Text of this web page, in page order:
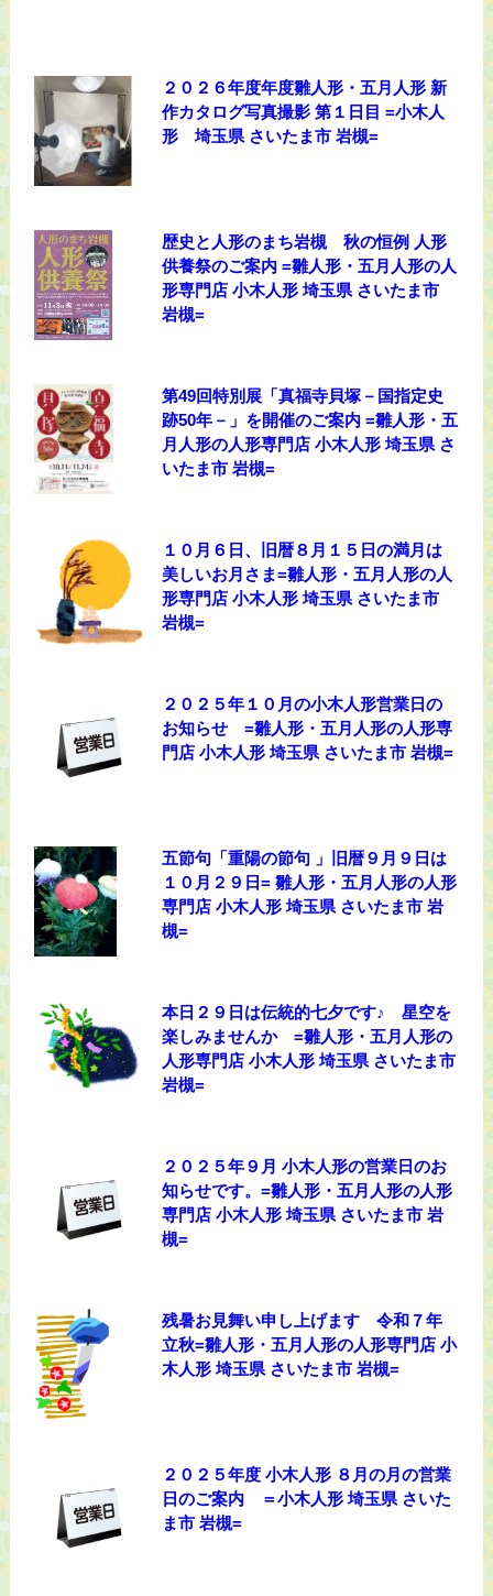
２０２６年度年度雛人形・五月人形 新
作カタログ写真撮影 第１日目 =小木人
形 埼玉県 さいたま市 岩槻=
歴史と人形のまち岩槻 秋の恒例 人形
供養祭のご案内 =雛人形・五月人形の人
形専門店 小木人形 埼玉県 さいたま市
岩槻=
第49回特別展「真福寺貝塚－国指定史
跡50年－」を開催のご案内 =雛人形・五
月人形の人形専門店 小木人形 埼玉県 さ
いたま市 岩槻=
１０月６日、旧暦８月１５日の満月は
美しいお月さま=雛人形・五月人形の人
形専門店 小木人形 埼玉県 さいたま市
岩槻=
２０２５年１０月の小木人形営業日の
お知らせ =雛人形・五月人形の人形専
門店 小木人形 埼玉県 さいたま市 岩槻=
五節句「重陽の節句 」旧暦９月９日は
１０月２９日= 雛人形・五月人形の人形
専門店 小木人形 埼玉県 さいたま市 岩
槻=
本日２９日は伝統的七夕です♪ 星空を
楽しみませんか =雛人形・五月人形の
人形専門店 小木人形 埼玉県 さいたま市
岩槻=
２０２５年９月 小木人形の営業日のお
知らせです。=雛人形・五月人形の人形
専門店 小木人形 埼玉県 さいたま市 岩
槻=
残暑お見舞い申し上げます 令和７年
立秋=雛人形・五月人形の人形専門店 小
木人形 埼玉県 さいたま市 岩槻=
２０２５年度 小木人形 ８月の月の営業
日のご案内 ＝小木人形 埼玉県 さいた
ま市 岩槻=